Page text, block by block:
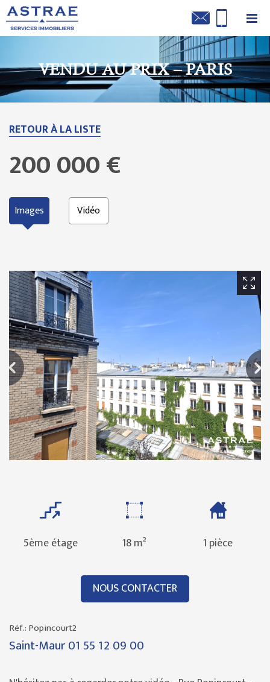
VENDU AU PRIX – PARIS
RETOUR À LA LISTE
200 000 €
Images Vidéo
5ème étage 18 m² 1 pièce
NOUS CONTACTER
Réf.: Popincourt2
Saint-Maur01 55 12 09 00